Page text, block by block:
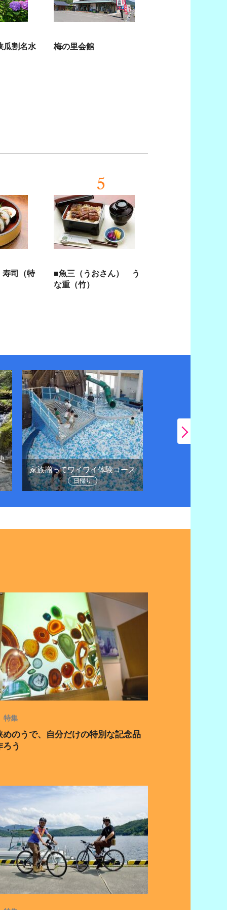
瓜割名水 梅の里会館
司（特
5
■魚三（うおさん） う
な重（竹）
家族揃ってワイワイ体験コース
日帰り
特集
めのうで、自分だけの特別な記念品
ろう